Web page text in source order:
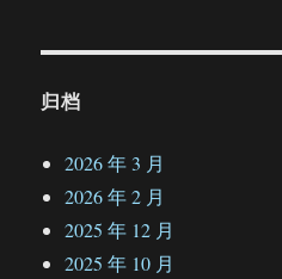
归档
2026 年 3 月
2026 年 2 月
2025 年 12 月
2025 年 10 月